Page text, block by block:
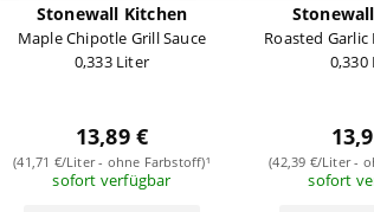
Stonewall Kitchen
Maple Chipotle Grill Sauce
0,333 Liter
13,89 €
(41,71 €/Liter - ohne Farbstoff)¹
sofort verfügbar
Roasted Garlic
0,330
(42,39 €/Liter -
sofort